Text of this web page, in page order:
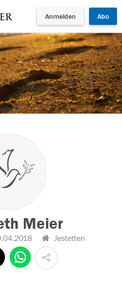
Anmelden Abo
Meier
Jestetten